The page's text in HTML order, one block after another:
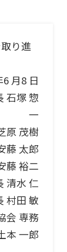
り進
6 月8 日
石塚 惣
一
原 茂樹
藤 太郎
藤 裕二
清水 仁
村田 敏
会 専務
本 一郎